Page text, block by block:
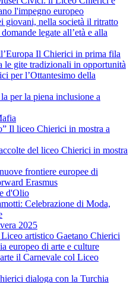
l'impegno europeo
giovani, nella società il ritratto
legate all’età e alla
Il Chierici in prima fila
le gite tradizionali in opportunità
per l’Ottantesimo della
per la piena inclusione a
Il liceo Chierici in mostra a
del liceo Chierici in mostra
frontiere europee di
Erasmus
d'Olio
Celebrazione di Moda,
2025
artistico Gaetano Chierici
europeo di arte e culture
il Carnevale col Liceo
dialoga con la Turchia